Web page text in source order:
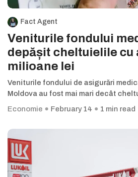
Fact Agent
Veniturile fondului
depășit cheltuielile cu
milioane lei
Veniturile fondului de asigurări
Moldova au fost mai mari decât
Economie
February 14 1 min read